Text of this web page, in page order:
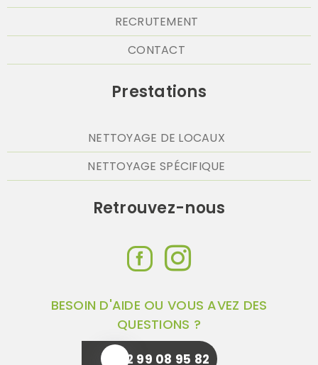
RECRUTEMENT
CONTACT
Prestations
NETTOYAGE DE LOCAUX
NETTOYAGE SPÉCIFIQUE
Retrouvez-nous
BESOIN D'AIDE OU VOUS AVEZ DES
QUESTIONS ?
02 99 08 95 82